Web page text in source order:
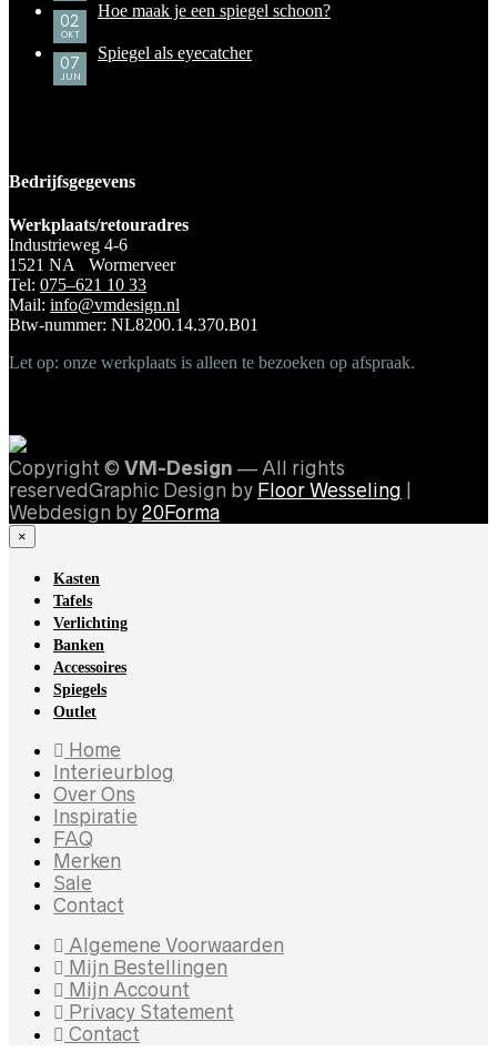
02
OKT
Hoe maak je een spiegel schoon?
07
JUN
Spiegel als eyecatcher
Bedrijfsgegevens
Werkplaats/retouradres
Industrieweg 4-6
1521 NA Wormerveer
Tel: 075–621 10 33
Mail: info@vmdesign.nl
Btw-nummer: NL8200.14.370.B01
Let op: onze werkplaats is alleen te bezoeken op afspraak.
Copyright © VM-Design — All rights
reservedGraphic Design by Floor Wesseling
Webdesign by 20Forma
×
Kasten
Tafels
Verlichting
Banken
Accessoires
Spiegels
Outlet
Home
Interieurblog
Over Ons
Inspiratie
FAQ
Merken
Sale
Contact
Algemene Voorwaarden
Mijn Bestellingen
Mijn Account
Privacy Statement
Contact